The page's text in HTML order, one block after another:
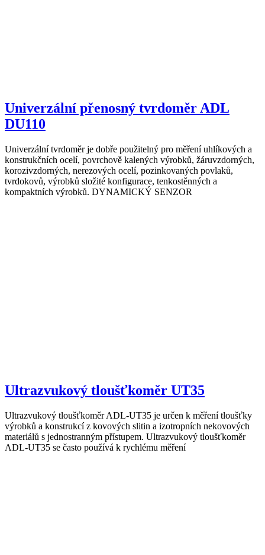
Univerzální přenosný tvrdoměr ADL
DU110
Univerzální tvrdoměr je dobře použitelný pro měření uhlíkových a
konstrukčních ocelí, povrchově kalených výrobků, žáruvzdorných,
korozivzdorných, nerezových ocelí, pozinkovaných povlaků,
tvrdokovů, výrobků složité konfigurace, tenkostěnných a
kompaktních výrobků. DYNAMICKÝ SENZOR
Ultrazvukový tloušťkoměr UT35
Ultrazvukový tloušťkoměr ADL-UT35 je určen k měření tloušťky
výrobků a konstrukcí z kovových slitin a izotropních nekovových
materiálů s jednostranným přístupem. Ultrazvukový tloušťkoměr
ADL-UT35 se často používá k rychlému měření